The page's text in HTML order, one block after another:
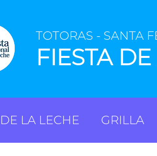
TOTORAS - SANTA
FIESTA
LA LECHE GRILLA